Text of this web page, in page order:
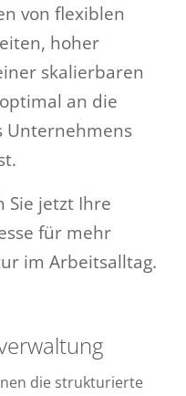
von flexiblen
hoher
skalierbaren
an die
Unternehmens
Sie jetzt Ihre
für mehr
im Arbeitsalltag.
die strukturierte